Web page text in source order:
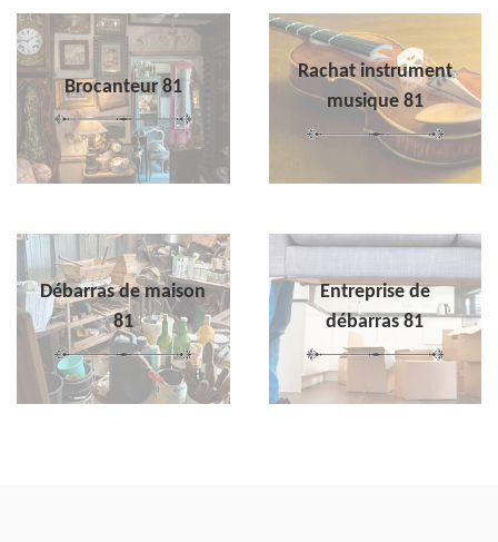
Brocanteur 81
Rachat instrument
musique 81
Débarras de maison
81
Entreprise de
débarras 81